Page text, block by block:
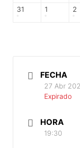
31 1 2
FECHA
27 Abr
Expirado
HORA
19:30